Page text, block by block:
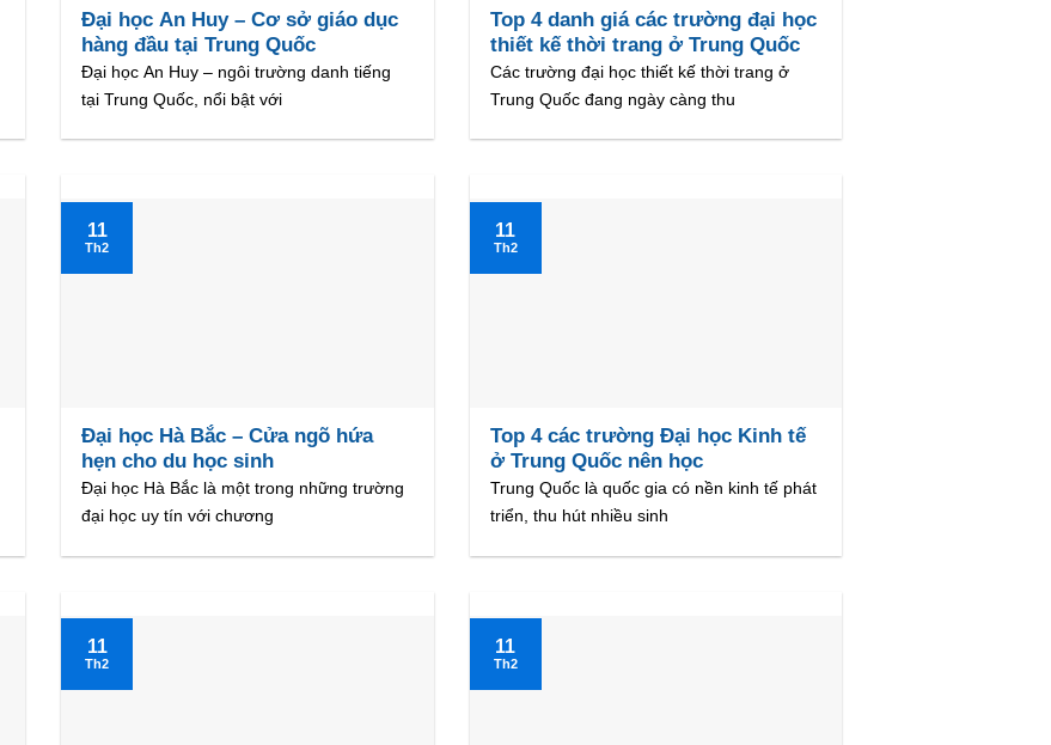
Đại học An Huy – Cơ sở giáo dục
hàng đầu tại Trung Quốc
Đại học An Huy – ngôi trường danh tiếng
tại Trung Quốc, nổi bật với
Top 4 danh giá các trường đại học
thiết kế thời trang ở Trung Quốc
Các trường đại học thiết kế thời trang ở
Trung Quốc đang ngày càng thu
Đại học Hà Bắc – Cửa ngõ hứa
hẹn cho du học sinh
Đại học Hà Bắc là một trong những trường
đại học uy tín với chương
11
Th2
Top 4 các trường Đại học Kinh tế
ở Trung Quốc nên học
Trung Quốc là quốc gia có nền kinh tế phát
triển, thu hút nhiều sinh
11
Th2
11
Th2
11
Th2